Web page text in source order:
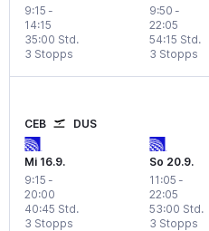
9:15 -
14:15
3 Stopps
35:00 Std.
9:50 -
22:05
3 Stopps
54:15 Std.
CEB DUS
Mi 16.9.
9:15 -
20:00
3 Stopps
40:45 Std.
So 20.9.
11:05 -
22:05
3 Stopps
53:00 Std.